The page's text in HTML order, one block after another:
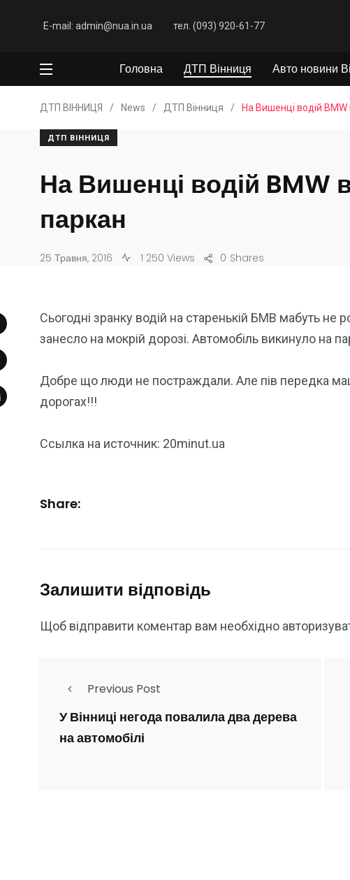
E-mail: admin@nua.in.ua тел. (093) 920-61-77
Головна ДТП Вінниця Авто новини
ДТП ВІННИЦЯ / News / ДТП Вінниця / На Вишенці водій BMW
ДТП ВІННИЦЯ
На Вишенці водій BMW
паркан
25 Травня, 2016 1 250 Views Shares
0
Сьогодні зранку водій на старенькій БМВ мабуть не
занесло на мокрій дорозі. Автомобіль викинуло на
Добре що люди не постраждали. Але пів передка
дорогах!!!
Ссылка на источник: 20minut.ua
Share:
Залишити відповідь
Щоб відправити коментар вам необхідно
Previous Post
У Вінниці негода повалила два дерева
на автомобілі